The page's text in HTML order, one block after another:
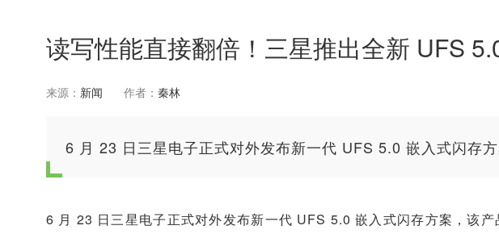
读写性能直接翻倍！三星推出全新 UFS
来源： 新闻 作者： 秦林
6 月 23 日三星电子正式对外发布新一代 UFS 5.0 嵌入式闪存
6 月 23 日三星电子正式对外发布新一代 UFS 5.0 嵌入式闪存方案，该